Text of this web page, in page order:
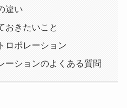
違い
おきたいこと
ロポレーション
ーションのよくある質問